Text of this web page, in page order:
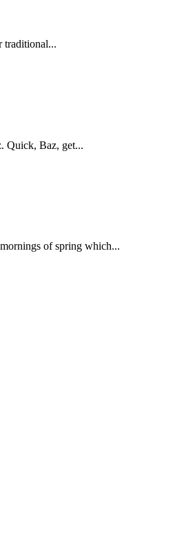
traditional...
Quick, Baz, get...
of spring which...